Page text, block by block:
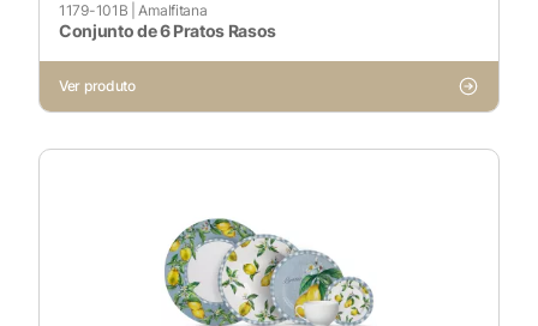
1179-101B |Amalfitana
Conjunto de 6 Pratos Rasos
Ver produto
Sempre ativado